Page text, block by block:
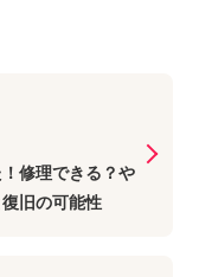
修理できる？や
旧の可能性